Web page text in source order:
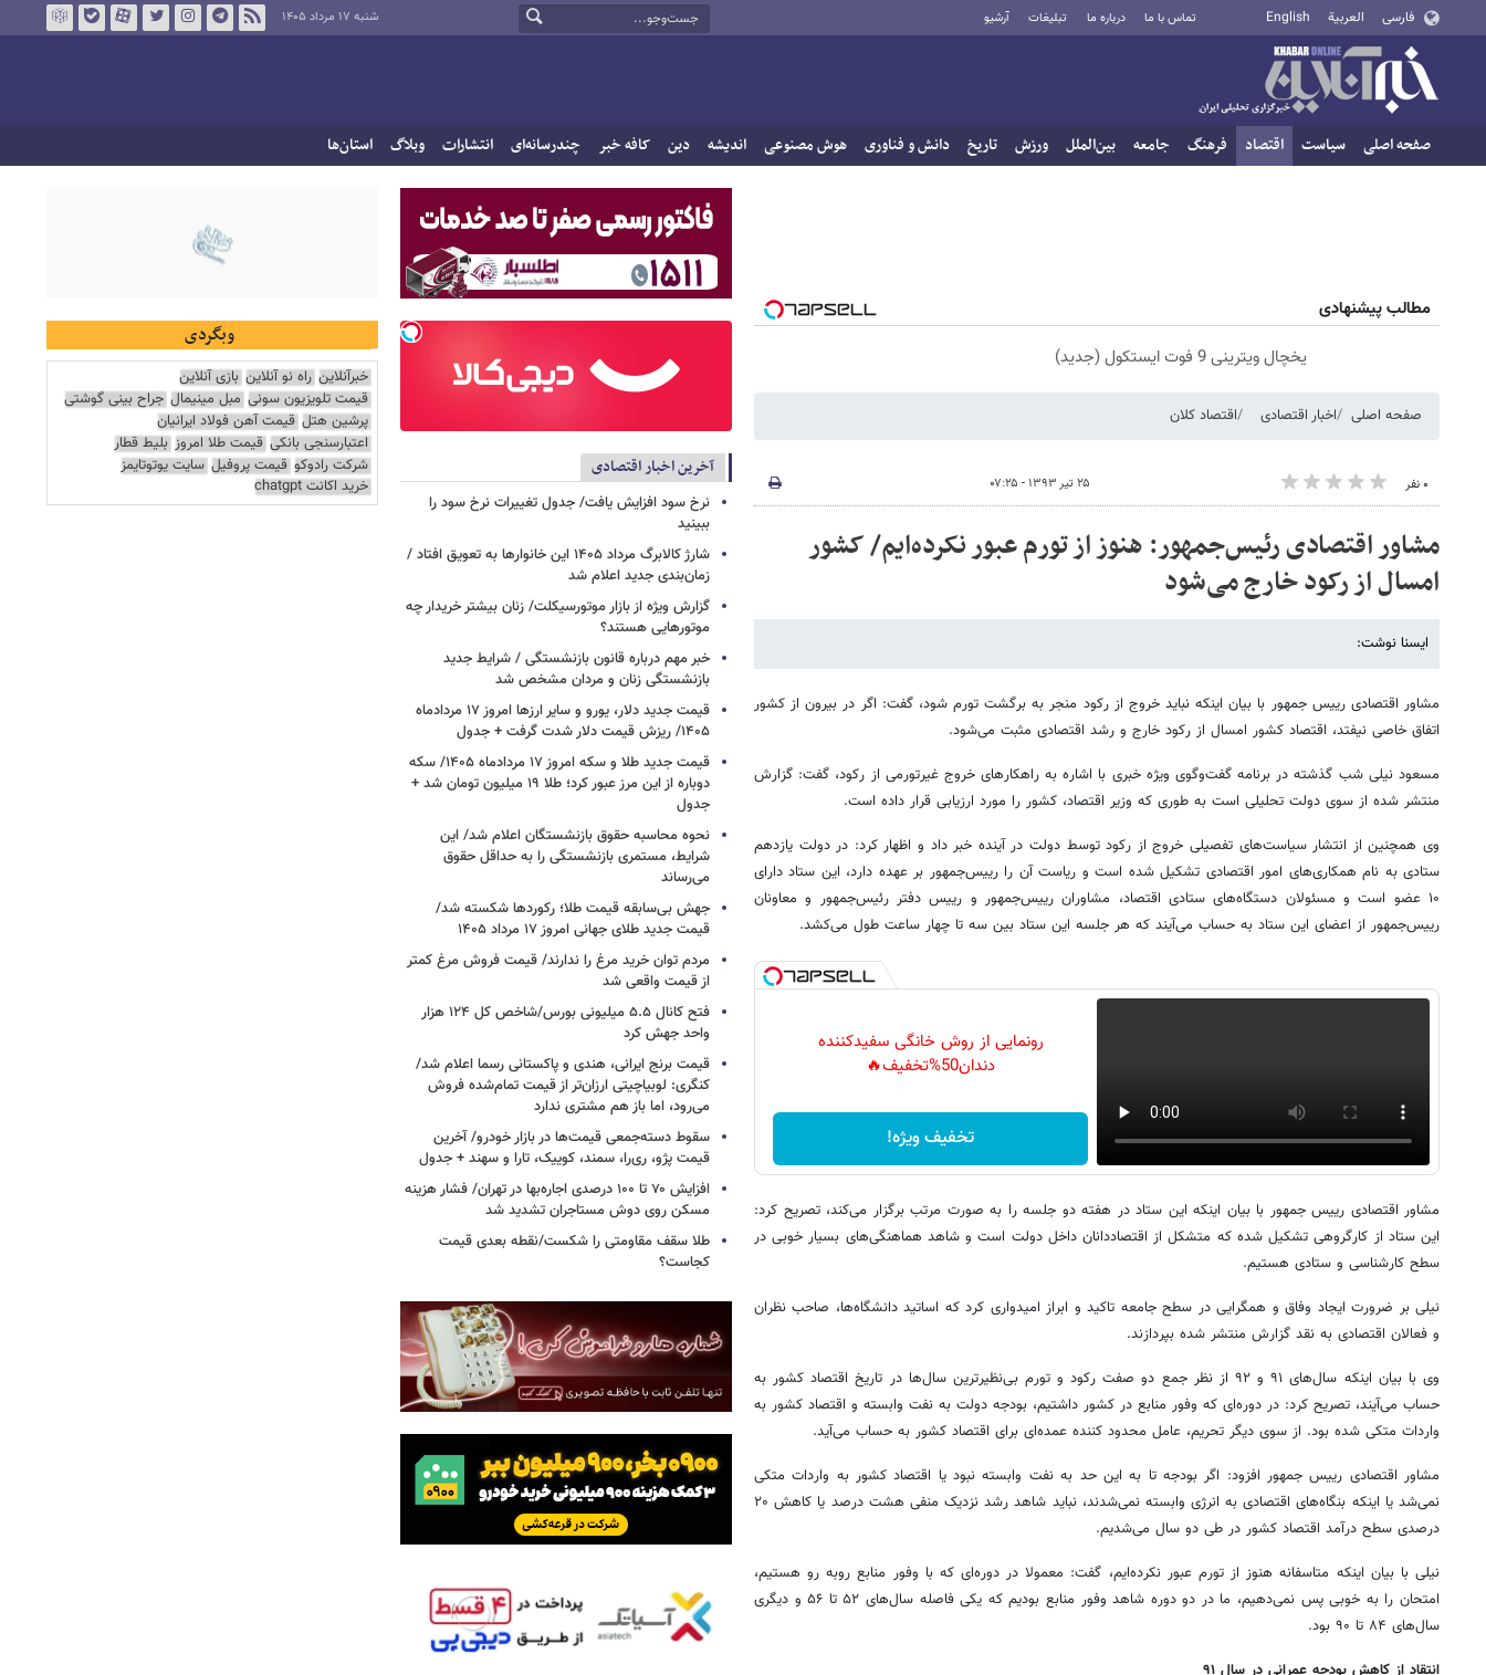
فارسی العربية English تماس با ما درباره ما تبلیغات آرشیو شنبه ۱۷ مرداد ۱۴۰۵
صفحه اصلی سیاست اقتصاد فرهنگ جامعه بین‌الملل ورزش تاریخ دانش و فناوری هوش مصنوعی اندیشه دین کافه خبر چندرسانه‌ای انتشارات وبلاگ استان‌ها
مطالب پیشنهادی
یخچال ویترینی 9 فوت ایستکول (جدید)
صفحه اصلی اخبار اقتصادی اقتصاد کلان
۰ نفر ۲۵ تیر ۱۳۹۳ - ۰۷:۲۵
مشاور اقتصادی رئیس‌جمهور: هنوز از تورم عبور نکرده‌ایم/ کشور
امسال از رکود خارج می‌شود
ایسنا نوشت:
مشاور اقتصادی رییس جمهور با بیان اینکه نباید خروج از رکود منجر به برگشت تورم شود، گفت: اگر در بیرون از کشور
اتفاق خاصی نیفتد، اقتصاد کشور امسال از رکود خارج و رشد اقتصادی مثبت می‌شود.
مسعود نیلی شب گذشته در برنامه گفت‌وگوی ویژه خبری با اشاره به راهکارهای خروج غیرتورمی از رکود، گفت: گزارش
منتشر شده از سوی دولت تحلیلی است به طوری که وزیر اقتصاد، کشور را مورد ارزیابی قرار داده است.
وی همچنین از انتشار سیاست‌های تفصیلی خروج از رکود توسط دولت در آینده خبر داد و اظهار کرد: در دولت یازدهم
ستادی به نام همکاری‌های امور اقتصادی تشکیل شده است و ریاست آن را رییس‌جمهور بر عهده دارد، این ستاد دارای
۱۰ عضو است و مسئولان دستگاه‌های ستادی اقتصاد، مشاوران رییس‌جمهور و رییس دفتر رئیس‌جمهور و معاونان
رییس‌جمهور از اعضای این ستاد به حساب می‌آیند که هر جلسه این ستاد بین سه تا چهار ساعت طول می‌کشد.
رونمایی از روش خانگی سفیدکننده
دندان50%تخفیف🔥
تخفیف ویژه!
مشاور اقتصادی رییس جمهور با بیان اینکه این ستاد در هفته دو جلسه را به صورت مرتب برگزار می‌کند، تصریح کرد:
این ستاد از کارگروهی تشکیل شده که متشکل از اقتصاددانان داخل دولت است و شاهد هماهنگی‌های بسیار خوبی در
سطح کارشناسی و ستادی هستیم.
نیلی بر ضرورت ایجاد وفاق و همگرایی در سطح جامعه تاکید و ابراز امیدواری کرد که اساتید دانشگاه‌ها، صاحب نظران
و فعالان اقتصادی به نقد گزارش منتشر شده بپردازند.
وی با بیان اینکه سال‌های ۹۱ و ۹۲ از نظر جمع دو صفت رکود و تورم بی‌نظیرترین سال‌ها در تاریخ اقتصاد کشور به
حساب می‌آیند، تصریح کرد: در دوره‌ای که وفور منابع در کشور داشتیم، بودجه دولت به نفت وابسته و اقتصاد کشور به
واردات متکی شده بود. از سوی دیگر تحریم، عامل محدود کننده عمده‌ای برای اقتصاد کشور به حساب می‌آید.
مشاور اقتصادی رییس جمهور افزود: اگر بودجه تا به این حد به نفت وابسته نبود یا اقتصاد کشور به واردات متکی
نمی‌شد یا اینکه بنگاه‌های اقتصادی به انرژی وابسته نمی‌شدند، نباید شاهد رشد نزدیک منفی هشت درصد یا کاهش ۲۰
درصدی سطح درآمد اقتصاد کشور در طی دو سال می‌شدیم.
نیلی با بیان اینکه متاسفانه هنوز از تورم عبور نکرده‌ایم، گفت: معمولا در دوره‌ای که با وفور منابع روبه رو هستیم،
امتحان را به خوبی پس نمی‌دهیم، ما در دو دوره شاهد وفور منابع بودیم که یکی فاصله سال‌های ۵۲ تا ۵۶ و دیگری
سال‌های ۸۴ تا ۹۰ بود.
انتقاد از کاهش بودجه عمرانی در سال ۹۱
آخرین اخبار اقتصادی
نرخ سود افزایش یافت/ جدول تغییرات نرخ سود را
ببینید
شارژ کالابرگ مرداد ۱۴۰۵ این خانوارها به تعویق افتاد /
زمان‌بندی جدید اعلام شد
گزارش ویژه از بازار موتورسیکلت/ زنان بیشتر خریدار چه
موتورهایی هستند؟
خبر مهم درباره قانون بازنشستگی / شرایط جدید
بازنشستگی زنان و مردان مشخص شد
قیمت جدید دلار، یورو و سایر ارزها امروز ۱۷ مردادماه
۱۴۰۵/ ریزش قیمت دلار شدت گرفت + جدول
قیمت جدید طلا و سکه امروز ۱۷ مردادماه ۱۴۰۵/ سکه
دوباره از این مرز عبور کرد؛ طلا ۱۹ میلیون تومان شد +
جدول
نحوه محاسبه حقوق بازنشستگان اعلام شد/ این
شرایط، مستمری بازنشستگی را به حداقل حقوق
می‌رساند
جهش بی‌سابقه قیمت طلا؛ رکوردها شکسته شد/
قیمت جدید طلای جهانی امروز ۱۷ مرداد ۱۴۰۵
مردم توان خرید مرغ را ندارند/ قیمت فروش مرغ کمتر
از قیمت واقعی شد
فتح کانال ۵.۵ میلیونی بورس/شاخص کل ۱۲۴ هزار
واحد جهش کرد
قیمت برنج ایرانی، هندی و پاکستانی رسما اعلام شد/
کنگری: لوبیاچیتی ارزان‌تر از قیمت تمام‌شده فروش
می‌رود، اما باز هم مشتری ندارد
سقوط دسته‌جمعی قیمت‌ها در بازار خودرو/ آخرین
قیمت پژو، ری‌را، سمند، کوییک، تارا و سهند + جدول
افزایش ۷۰ تا ۱۰۰ درصدی اجاره‌بها در تهران/ فشار هزینه
مسکن روی دوش مستاجران تشدید شد
طلا سقف مقاومتی را شکست/نقطه بعدی قیمت
کجاست؟
وبگردی
خبرآنلاین راه نو آنلاین بازی آنلاین
قیمت تلویزیون سونی مبل مینیمال جراح بینی گوشتی
پرشین هتل قیمت آهن فولاد ایرانیان
اعتبارسنجی بانکی قیمت طلا امروز بلیط قطار
شرکت رادوکو قیمت پروفیل سایت یوتوتایمز
خرید اکانت chatgpt